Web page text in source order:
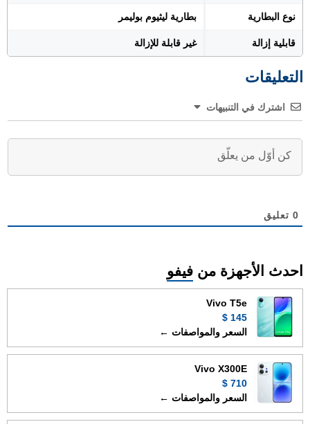
نوع البطارية بطارية ليثيوم بوليمر
قابلية إزالة غير قابلة للإزالة
التعليقات
اشترك في التنبيهات
0 تعليق
احدث الأجهزة من فيفو
Vivo T5e
145 $
السعر والمواصفات ←
Vivo X300E
710 $
السعر والمواصفات ←